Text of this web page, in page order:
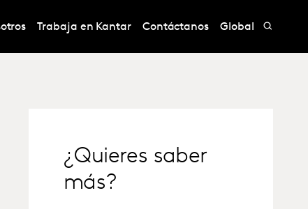
Trabaja en Kantar Contáctanos Global
¿Quieres saber
más?